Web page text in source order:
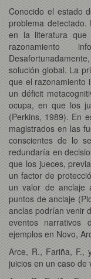
Conocido el estado
problema
en la literatura que
razonamiento
solución global. La
que el razonamiento
un déficit
ocupa, en que los
(Perkins, 1989). En
magistrados en las
conscientes de lo
redundaría en
que los jueces,
un factor de
un valor de anclaje
puntos de anclaje
anclas podrían venir
eventos narrativos
ejemplos en Novo,
Arce, R., Fariña, F.,
juicios en un caso de